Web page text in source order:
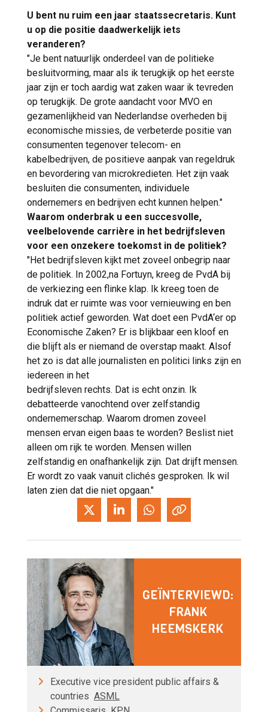
U bent nu ruim een jaar staatssecretaris. Kunt
u op die positie daadwerkelijk iets
veranderen?
"Je bent natuurlijk onderdeel van de politieke
besluitvorming, maar als ik terugkijk op het eerste
jaar zijn er toch aardig wat zaken waar ik tevreden
op terugkijk. De grote aandacht voor MVO en
gezamenlijkheid van Nederlandse overheden bij
economische missies, de verbeterde positie van
consumenten tegenover telecom- en
kabelbedrijven, de positieve aanpak van regeldruk
en bevordering van microkredieten. Het zijn vaak
besluiten die consumenten, individuele
ondernemers en bedrijven echt kunnen helpen."
Waarom onderbrak u een succesvolle,
veelbelovende carrière in het bedrijfsleven
voor een onzekere toekomst in de politiek?
"Het bedrijfsleven kijkt met zoveel onbegrip naar
de politiek. In 2002,na Fortuyn, kreeg de PvdA bij
de verkiezing een flinke klap. Ik kreeg toen de
indruk dat er ruimte was voor vernieuwing en ben
politiek actief geworden. Wat doet een PvdA‘er op
Economische Zaken? Er is blijkbaar een kloof en
die blijft als er niemand de overstap maakt. Alsof
het zo is dat alle journalisten en politici links zijn en
iedereen in het
bedrijfsleven rechts. Dat is echt onzin. Ik
debatteerde vanochtend over zelfstandig
ondernemerschap. Waarom dromen zoveel
mensen ervan eigen baas te worden? Beslist niet
alleen om rijk te worden. Mensen willen
zelfstandig en onafhankelijk zijn. Dat drijft mensen.
Er wordt zo vaak vanuit clichés gesproken. Ik wil
laten zien dat die niet opgaan."
GEÏNTERVIEWD:
FRANK
HEEMSKERK
Executive vice president public affairs &
countries ASML